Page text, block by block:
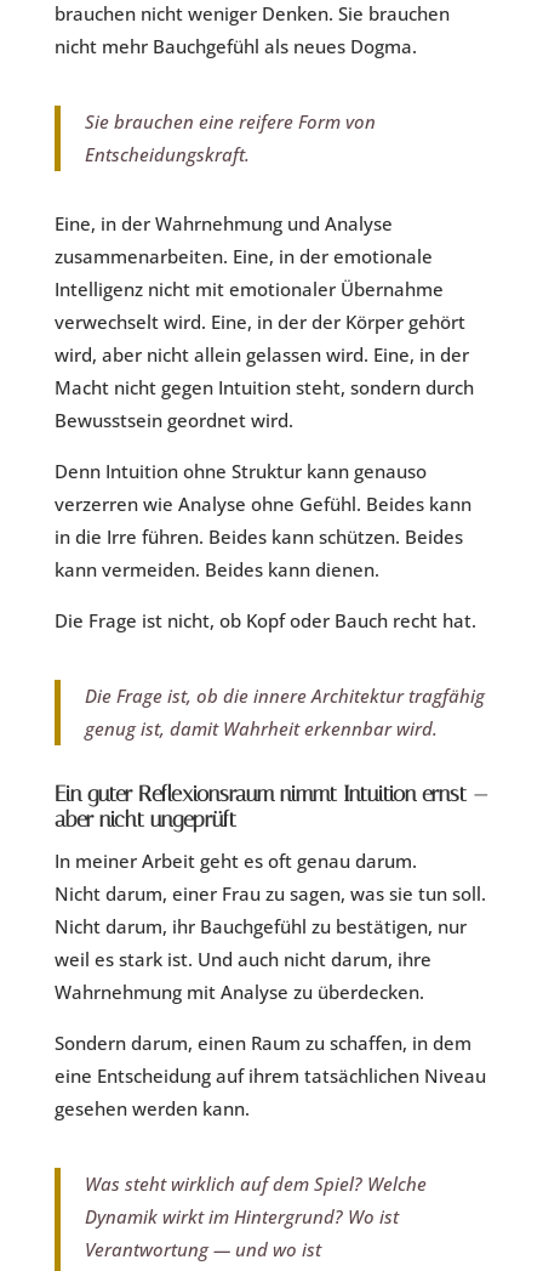
brauchen nicht weniger Denken. Sie brauchen
nicht mehr Bauchgefühl als neues Dogma.
Sie brauchen eine reifere Form von
Entscheidungskraft.
Eine, in der Wahrnehmung und Analyse
zusammenarbeiten. Eine, in der emotionale
Intelligenz nicht mit emotionaler Übernahme
verwechselt wird. Eine, in der der Körper gehört
wird, aber nicht allein gelassen wird. Eine, in der
Macht nicht gegen Intuition steht, sondern durch
Bewusstsein geordnet wird.
Denn Intuition ohne Struktur kann genauso
verzerren wie Analyse ohne Gefühl. Beides kann
in die Irre führen. Beides kann schützen. Beides
kann vermeiden. Beides kann dienen.
Die Frage ist nicht, ob Kopf oder Bauch recht hat.
Die Frage ist, ob die innere Architektur tragfähig
genug ist, damit Wahrheit erkennbar wird.
Ein guter Reflexionsraum nimmt Intuition ernst —
aber nicht ungeprüft
In meiner Arbeit geht es oft genau darum.
Nicht darum, einer Frau zu sagen, was sie tun soll.
Nicht darum, ihr Bauchgefühl zu bestätigen, nur
weil es stark ist. Und auch nicht darum, ihre
Wahrnehmung mit Analyse zu überdecken.
Sondern darum, einen Raum zu schaffen, in dem
eine Entscheidung auf ihrem tatsächlichen Niveau
gesehen werden kann.
Was steht wirklich auf dem Spiel? Welche
Dynamik wirkt im Hintergrund? Wo ist
Verantwortung — und wo ist